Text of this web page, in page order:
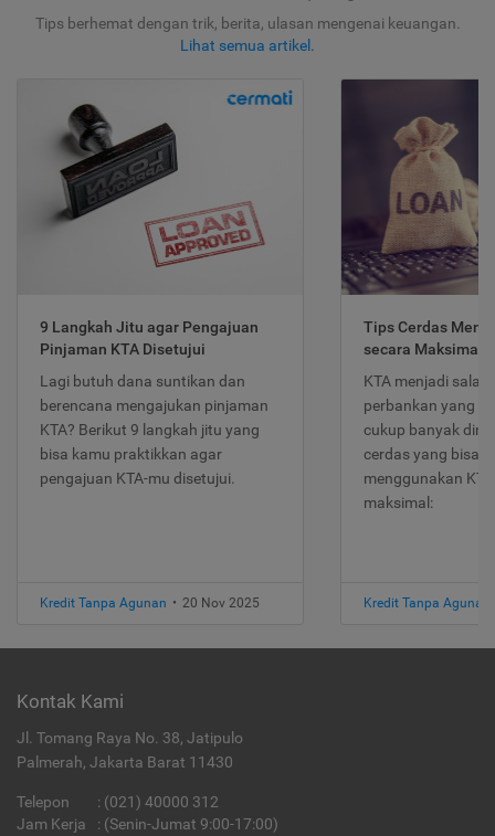
Tips berhemat dengan trik, berita, ulasan mengenai keuangan.
Lihat semua artikel .
9 Langkah Jitu agar Pengajuan
Pinjaman KTA Disetujui
Lagi butuh dana suntikan dan
berencana mengajukan pinjaman
KTA? Berikut 9 langkah jitu yang
bisa kamu praktikkan agar
pengajuan KTA-mu disetujui.
Kredit Tanpa Agunan • 20 Nov 2025
Tips Cerdas
secara Maksimal
KTA menjadi
perbankan yang
cukup banyak
cerdas yang bisa
menggunakan
maksimal:
Kredit Tanpa Agunan
Kontak Kami
Jl. Tomang Raya No. 38, Jatipulo
Palmerah, Jakarta Barat 11430
Telepon : (021) 40000 312
Jam Kerja
: (Senin-Jumat 9:00-17:00)